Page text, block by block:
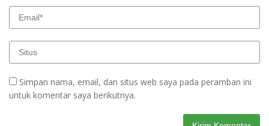
Simpan nama, email, dan situs web saya pada peramban ini
untuk komentar saya berikutnya.